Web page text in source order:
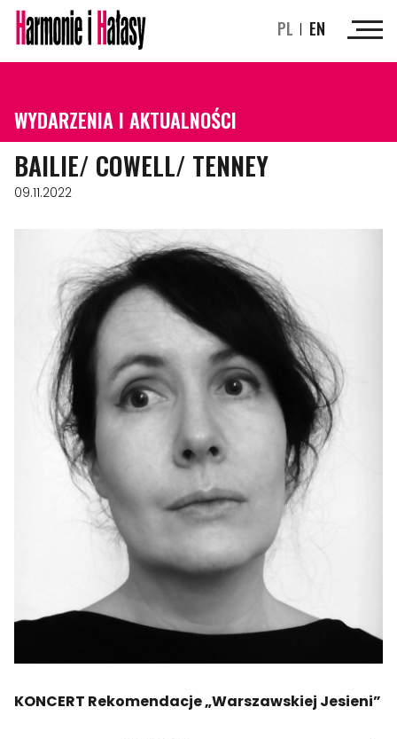
PL EN
WYDARZENIA I AKTUALNOŚCI
BAILIE/ COWELL/ TENNEY
09.11.2022
KONCERT Rekomendacje „Warszawskiej Jesieni”